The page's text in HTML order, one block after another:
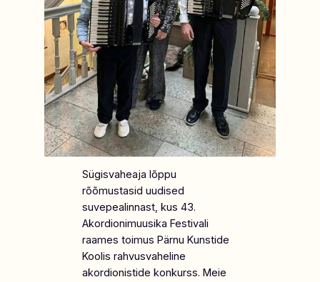
Sügisvaheaja lõppu
rõõmustasid uudised
suvepealinnast, kus 43.
Akordionimuusika Festivali
raames toimus Pärnu Kunstide
Koolis rahvusvaheline
akordionistide konkurss. Meie